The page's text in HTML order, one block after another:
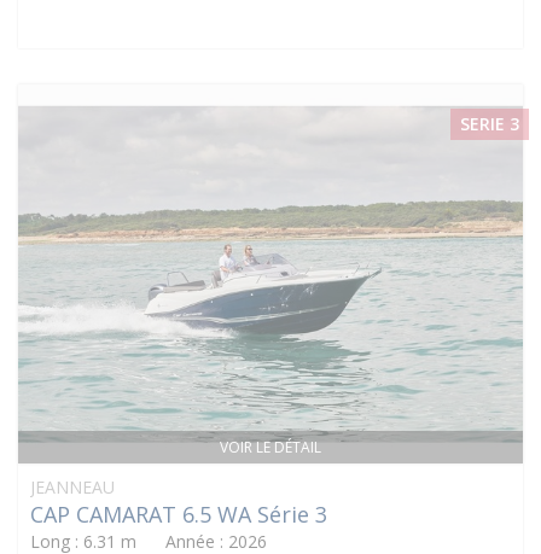
VOIR LE DÉTAIL
SERIE 3
JEANNEAU
CAP CAMARAT 6.5 WA Série 3
Long : 6.31 m Année : 2026